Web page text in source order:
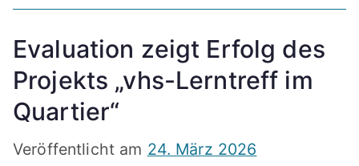
Evaluation zeigt Erfolg des
Projekts „vhs-Lerntreff im
Quartier“
Veröffentlicht am 24. März 2026